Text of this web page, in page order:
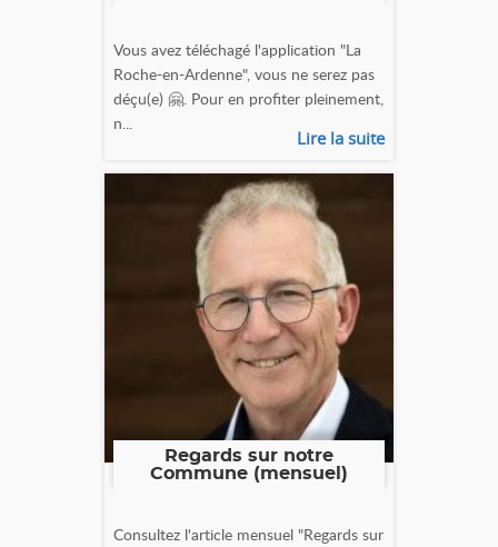
Vous avez téléchagé l'application "La
Roche-en-Ardenne", vous ne serez pas
déçu(e) 🤗. Pour en profiter pleinement,
n...
Lire la suite
Regards sur notre
Commune (mensuel)
Consultez l'article mensuel "Regards sur